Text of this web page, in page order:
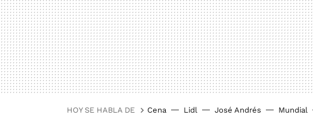
HOY SE HABLA DE Cena Lidl José Andrés Mundial